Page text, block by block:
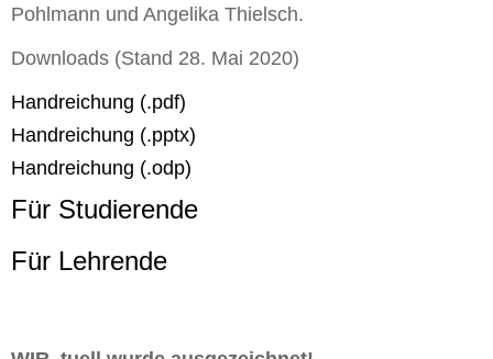
Pohlmann und Angelika Thielsch.
Downloads (Stand 28. Mai 2020)
Handreichung (.pdf)
Handreichung (.pptx)
Handreichung (.odp)
Für Studierende
Für Lehrende